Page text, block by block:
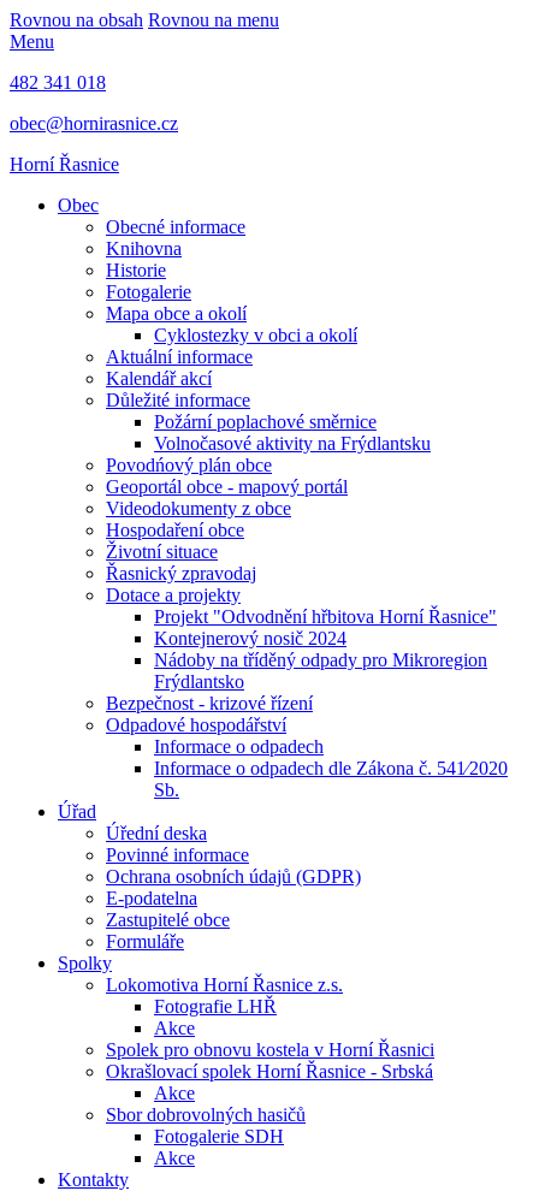
Rovnou na obsah Rovnou na menu
Menu
482 341 018
obec@hornirasnice.cz
Horní Řasnice
Obec
Obecné informace
Knihovna
Historie
Fotogalerie
Mapa obce a okolí
Cyklostezky v obci a okolí
Aktuální informace
Kalendář akcí
Důležité informace
Požární poplachové směrnice
Volnočasové aktivity na Frýdlantsku
Povodńový plán obce
Geoportál obce - mapový portál
Videodokumenty z obce
Hospodaření obce
Životní situace
Řasnický zpravodaj
Dotace a projekty
Projekt "Odvodnění hřbitova Horní Řasnice"
Kontejnerový nosič 2024
Nádoby na tříděný odpady pro Mikroregion
Frýdlantsko
Bezpečnost - krizové řízení
Odpadové hospodářství
Informace o odpadech
Informace o odpadech dle Zákona č. 541⁄2020
Sb.
Úřad
Úřední deska
Povinné informace
Ochrana osobních údajů (GDPR)
E-podatelna
Zastupitelé obce
Formuláře
Spolky
Lokomotiva Horní Řasnice z.s.
Fotografie LHŘ
Akce
Spolek pro obnovu kostela v Horní Řasnici
Okrašlovací spolek Horní Řasnice - Srbská
Akce
Sbor dobrovolných hasičů
Fotogalerie SDH
Akce
Kontakty